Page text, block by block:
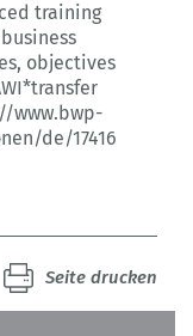
training
objectives
www.bwp-
de/17416
Seite drucken